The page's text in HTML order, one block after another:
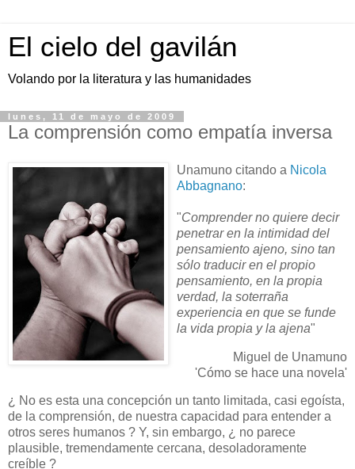
El cielo del gavilán
Volando por la literatura y las humanidades
lunes, 11 de mayo de 2009
La comprensión como empatía inversa
Unamuno citando a Nicola
Abbagnano:
"Comprender no quiere decir
penetrar en la intimidad del
pensamiento ajeno, sino tan
sólo traducir en el propio
pensamiento, en la propia
verdad, la soterraña
experiencia en que se funde
la vida propia y la ajena"
Miguel de Unamuno
'Cómo se hace una novela'
¿ No es esta una concepción un tanto limitada, casi egoísta,
de la comprensión, de nuestra capacidad para entender a
otros seres humanos ? Y, sin embargo, ¿ no parece
plausible, tremendamente cercana, desoladoramente
creíble ?